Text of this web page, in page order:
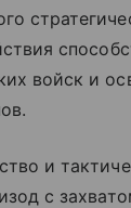
войск и
и
с